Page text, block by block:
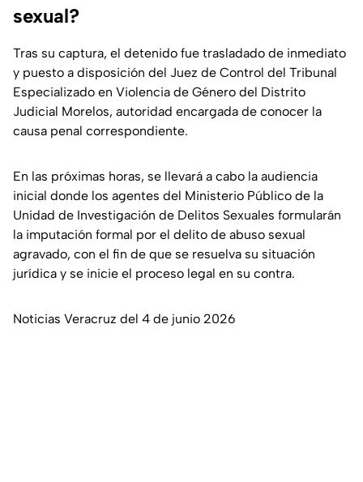
sexual?
Tras su captura, el detenido fue trasladado de inmediato
y puesto a disposición del Juez de Control del Tribunal
Especializado en Violencia de Género del Distrito
Judicial Morelos, autoridad encargada de conocer la
causa penal correspondiente.
En las próximas horas, se llevará a cabo la audiencia
inicial donde los agentes del Ministerio Público de la
Unidad de Investigación de Delitos Sexuales formularán
la imputación formal por el delito de abuso sexual
agravado, con el fin de que se resuelva su situación
jurídica y se inicie el proceso legal en su contra.
Noticias Veracruz del 4 de junio 2026